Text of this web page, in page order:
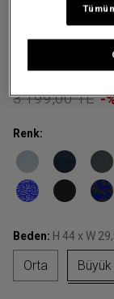
OUT OF
POLAR
3.199,00 TL -
Renk:
Beden: H 44 x W
Orta Büyük